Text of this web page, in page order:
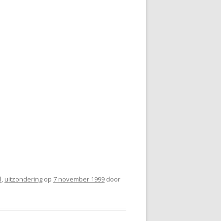
, uitzondering op 7 november 1999 door